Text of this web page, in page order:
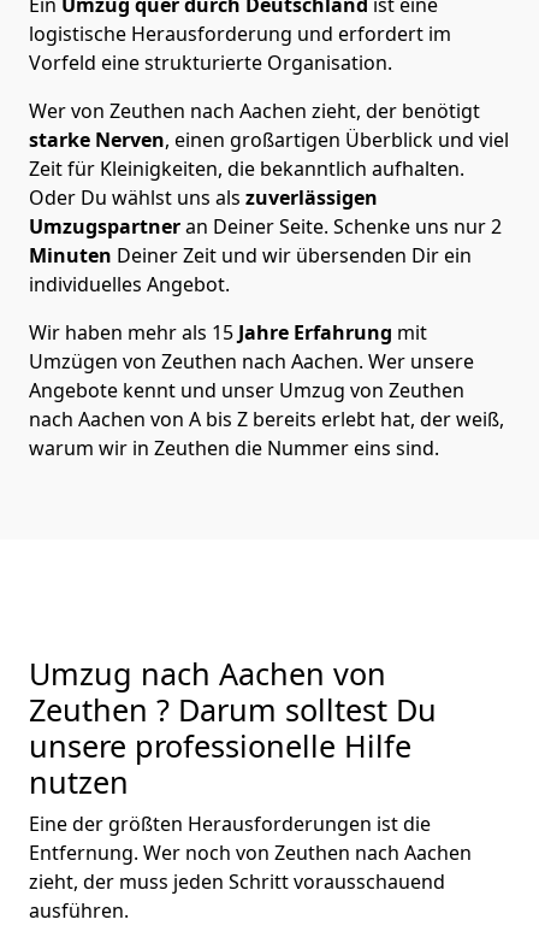
logistische Herausforderung und erfordert im
Vorfeld eine strukturierte Organisation.
Wer von Zeuthen nach Aachen zieht, der benötigt
starke Nerven, einen großartigen Überblick und viel
Zeit für Kleinigkeiten, die bekanntlich aufhalten.
Oder Du wählst uns als zuverlässigen
Umzugspartneran Deiner Seite. Schenke uns nur2
Minuten Deiner Zeit und wir übersenden Dir ein
individuelles Angebot.
Wir haben mehr als 15 Jahre Erfahrung mit
Umzügen von Zeuthen nach Aachen. Wer unsere
Angebote kennt und unser Umzug von Zeuthen
nach Aachen von A bis Z bereits erlebt hat, der weiß,
warum wir in Zeuthen die Nummer eins sind.
Umzug nach Aachen von
Zeuthen ? Darum solltest Du
unsere professionelle Hilfe
nutzen
Eine der größten Herausforderungen ist die
Entfernung. Wer noch von Zeuthen nach Aachen
zieht, der muss jeden Schritt vorausschauend
ausführen.